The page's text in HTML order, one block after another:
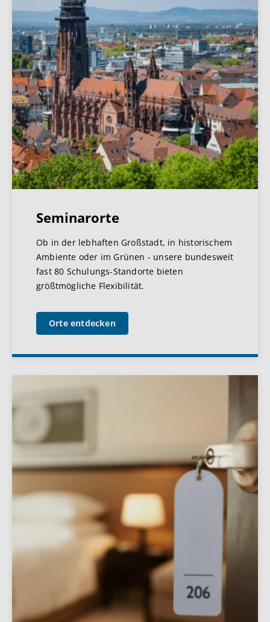
Seminarorte
Ob in der lebhaften Großstadt, in historischem
Ambiente oder im Grünen - unsere bundesweit
fast 80 Schulungs-Standorte bieten
größtmögliche Flexibilität.
Orte entdecken